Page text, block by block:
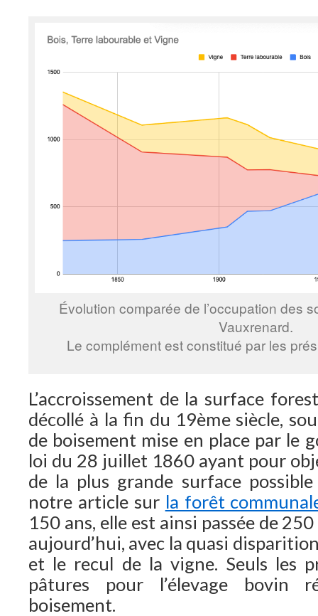
Évolution comparée de l’occupation des
Vauxrenard.
Le complément est constitué par les
L’accroissement de la surface
décollé à la fin du 19ème siècle,
de boisement mise en place par le
loi du 28 juillet 1860 ayant pour
de la plus grande surface
notre article sur la forêt
150 ans, elle est ainsi passée de
aujourd’hui, avec la quasi
et le recul de la vigne. Seuls les
pâtures pour l’élevage bovin
boisement.